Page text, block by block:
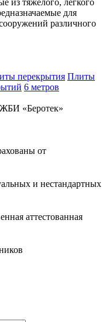
из тяжелого, легкого
для
различного
перекрытия Плиты
6 метров
ЖБИ «Беротек»
от
и нестандартных
аттестованная